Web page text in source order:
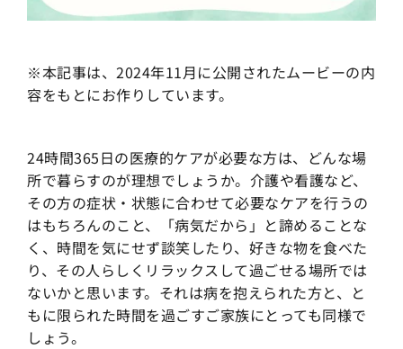
※本記事は、2024年11月に公開されたムービーの内
容をもとにお作りしています。
24時間365日の医療的ケアが必要な方は、どんな場
所で暮らすのが理想でしょうか。介護や看護など、
その方の症状・状態に合わせて必要なケアを行うの
はもちろんのこと、「病気だから」と諦めることな
く、時間を気にせず談笑したり、好きな物を食べた
り、その人らしくリラックスして過ごせる場所では
ないかと思います。それは病を抱えられた方と、と
もに限られた時間を過ごすご家族にとっても同様で
しょう。